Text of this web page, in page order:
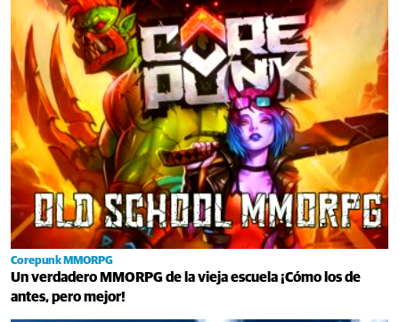
Corepunk MMORPG
Un verdadero MMORPG de la vieja escuela ¡Cómo los de
antes, pero mejor!